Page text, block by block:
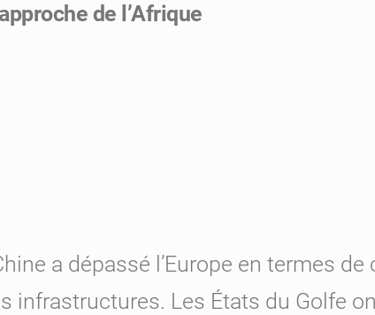
de l’Afrique
a dépassé l’Europe en termes
infrastructures. Les États du Golfe